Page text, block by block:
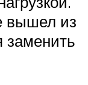
вышел из
заменить